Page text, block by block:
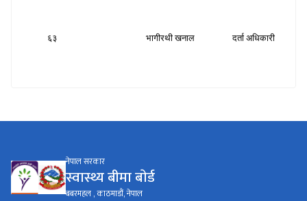
६३ भागीरथी खनाल दर्ता अधिकारी
नेपाल सरकार
स्वास्थ्य बीमा बाेर्ड
बबरमहल , काठमाडौं, नेपाल